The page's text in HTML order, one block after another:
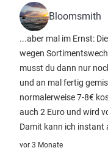
Bloomsmith
...aber mal im Ernst:
wegen
musst du dann nur
und an mal fertig
normalerweise 7-8€
auch 2 Euro und wird
Damit kann ich instant
vor 3 Monate